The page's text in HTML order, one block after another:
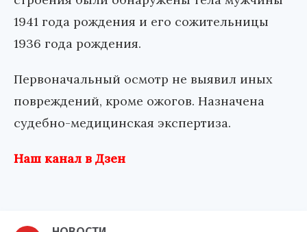
1941 года рождения и его сожительницы
1936 года рождения.
Первоначальный осмотр не выявил иных
повреждений, кроме ожогов. Назначена
судебно-медицинская экспертиза.
Наш канал в Дзен